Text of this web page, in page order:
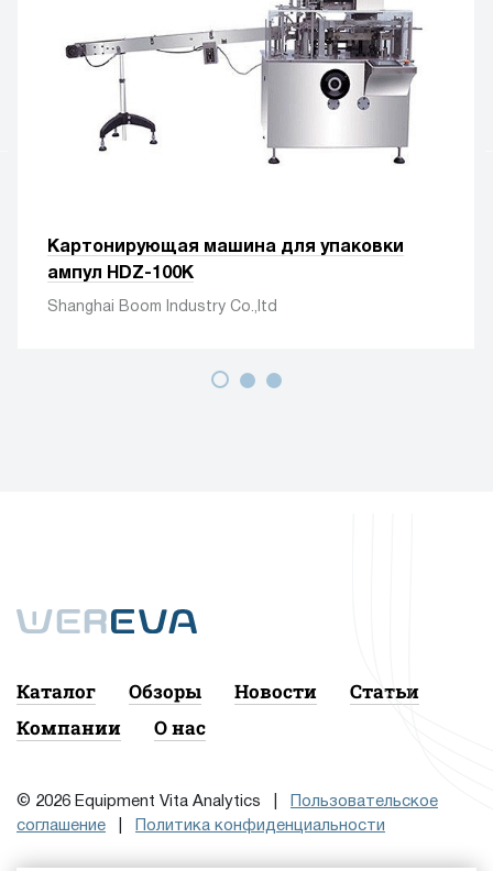
Картонирующая машина для упаковки
ампул HDZ-100K
Shanghai Boom Industry Co.,ltd
Каталог Обзоры Новости
Статьи
Компании
О нас
© 2026 Equipment Vita Analytics |
Пользовательское
соглашение
Политика конфиденциальности